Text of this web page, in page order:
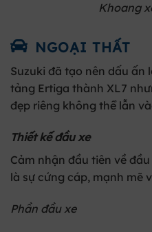
Khoang
NGOẠI THẤT
Suzuki đã tạo nên dấu ấn
tảng Ertiga thành XL7
đẹp riêng không thể lẫn
Thiết kế đầu xe
Cảm nhận đầu tiên về
là sự cứng cáp, mạnh mẽ
Phần đầu xe